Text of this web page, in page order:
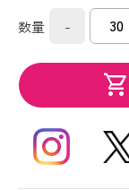
数量 -
shopping_cart